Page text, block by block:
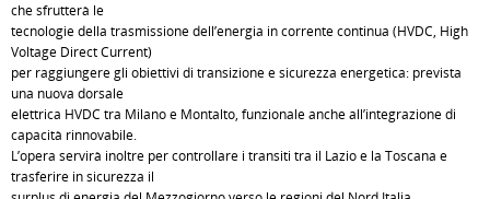
che sfrutterà le
tecnologie della trasmissione dell’energia in corrente continua (HVDC, High
Voltage Direct Current)
per raggiungere gli obiettivi di transizione e sicurezza energetica: prevista
una nuova dorsale
elettrica HVDC tra Milano e Montalto, funzionale anche all’integrazione di
capacità rinnovabile.
L’opera servirà inoltre per controllare i transiti tra il Lazio e la Toscana e
trasferire in sicurezza il